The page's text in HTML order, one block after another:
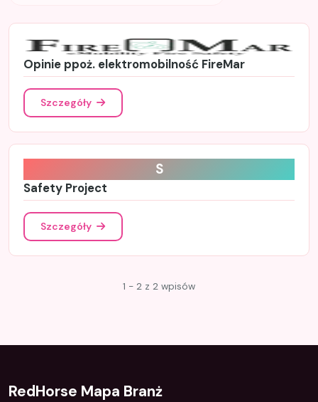
Opinie ppoż. elektromobilność FireMar
Szczegóły
S
Safety Project
Szczegóły
1 - 2 z 2 wpisów
RedHorse Mapa Branż